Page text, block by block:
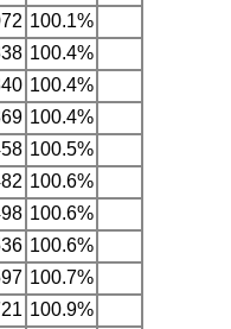
100.1%
100.4%
100.4%
100.4%
100.5%
100.6%
100.6%
100.6%
100.7%
100.9%